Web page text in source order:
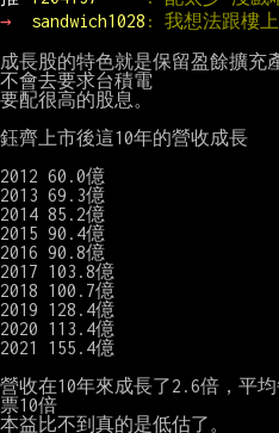
→
sandwich1028 : 我想法跟樓
成長股的特色就是保留盈餘擴充
不會去要求台積電
要配很高的股息。
鈺齊上市後這10年的營收成長
2012 60.0億
2013 69.3億
2014 85.2億
2015 90.4億
2016 90.8億
2017 103.8億
2018 100.7億
2019 128.4億
2020 113.4億
2021 155.4億
營收在10年來成長了2.6倍，平
票10倍